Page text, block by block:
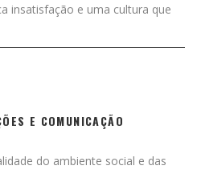
insatisfação e uma cultura que
E COMUNICAÇÃO
do ambiente social e das